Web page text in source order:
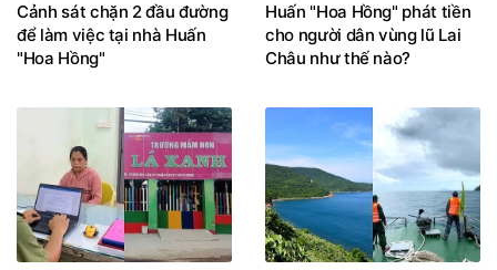
Cảnh sát chặn 2 đầu đường
để làm việc tại nhà Huấn
"Hoa Hồng"
Huấn "Hoa Hồng" phát tiền
cho người dân vùng lũ Lai
Châu như thế nào?